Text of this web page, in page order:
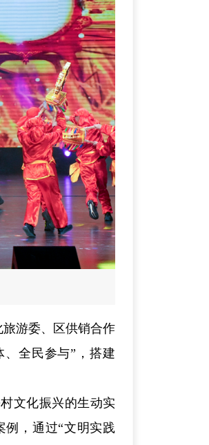
游委、区供销合作
全民参与”，搭建
文化振兴的生动实
例，通过“文明实践